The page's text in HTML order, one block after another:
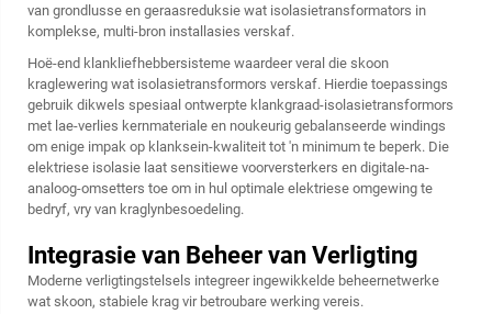
van grondlusse en geraasreduksie wat isolasietransformators in
komplekse, multi-bron installasies verskaf.
Hoë-end klankliefhebbersisteme waardeer veral die skoon
kraglewering wat isolasietransformors verskaf. Hierdie toepassings
gebruik dikwels spesiaal ontwerpte klankgraad-isolasietransformors
met lae-verlies kernmateriale en noukeurig gebalanseerde windings
om enige impak op klanksein-kwaliteit tot 'n minimum te beperk. Die
elektriese isolasie laat sensitiewe voorversterkers en digitale-na-
analoog-omsetters toe om in hul optimale elektriese omgewing te
bedryf, vry van kraglynbesoedeling.
Integrasie van Beheer van Verligting
Moderne verligtingstelsels integreer ingewikkelde beheernetwerke
wat skoon, stabiele krag vir betroubare werking vereis.